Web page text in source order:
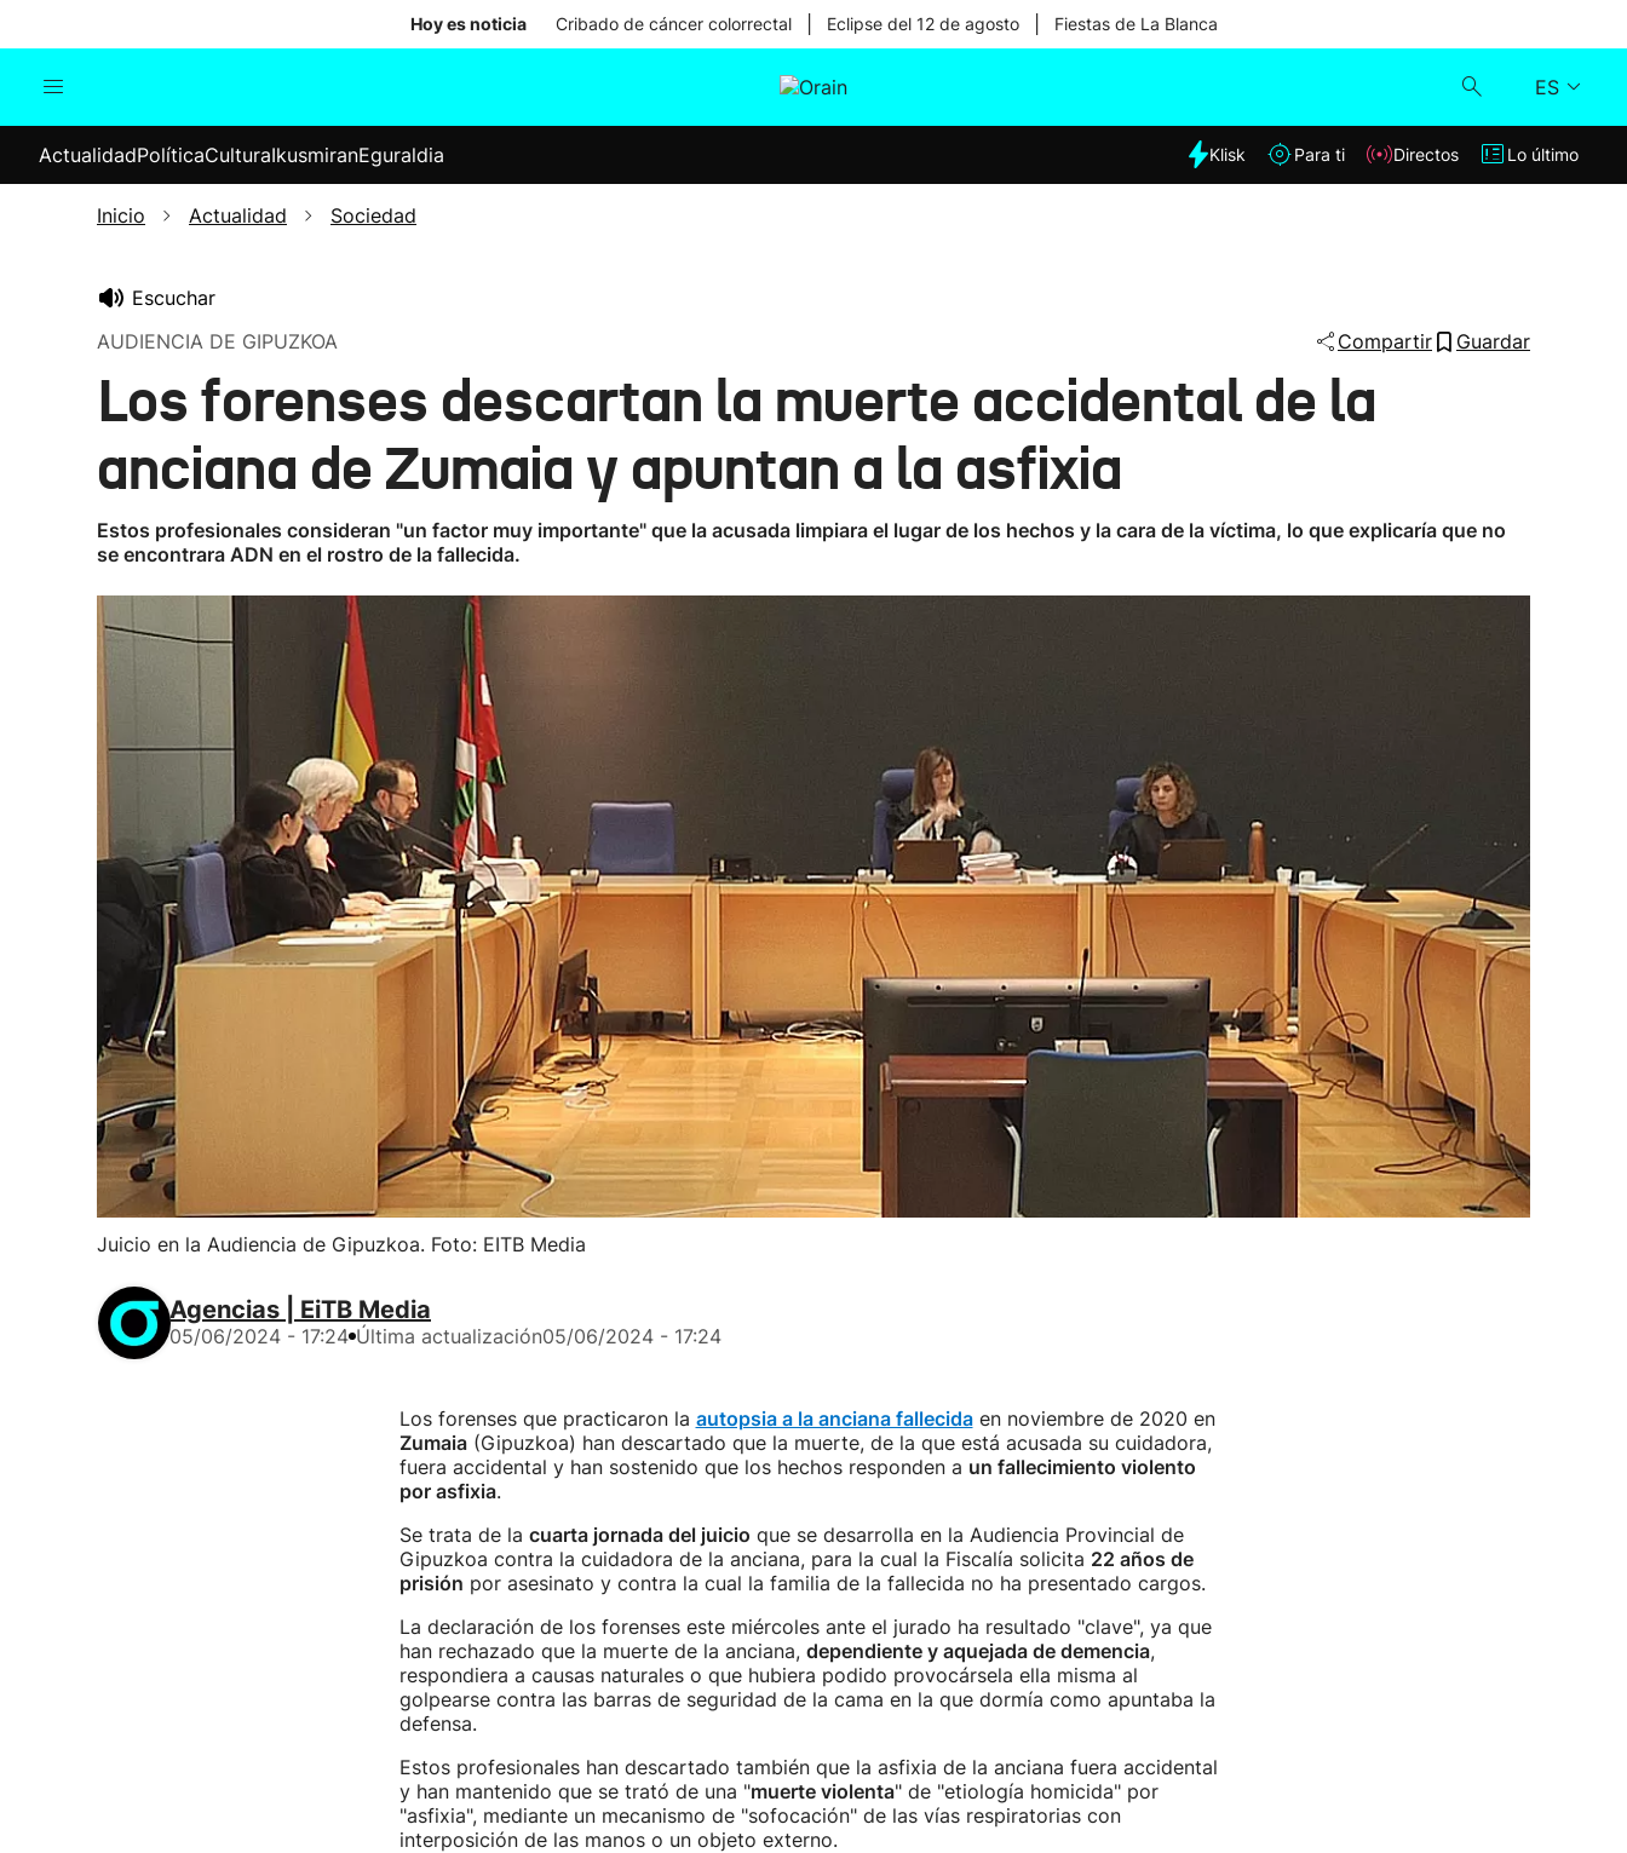
Hoy es noticia Cribado de cáncer colorrectal Eclipse del 12 de agosto Fiestas de La Blanca
ES
Internacional
Elecciones
Klisk
ActualidadPolíticaCulturaIkusmiranEguraldia Klisk Para ti Directos Lo último
Inicio Actualidad Sociedad
Escuchar
AUDIENCIA DE GIPUZKOA
Compartir Guardar
Los forenses descartan la muerte accidental de la
anciana de Zumaia y apuntan a la asfixia
Estos profesionales consideran "un factor muy importante" que la acusada limpiara el lugar de los hechos y la cara de la víctima, lo que explicaría que no
se encontrara ADN en el rostro de la fallecida.
Juicio en la Audiencia de Gipuzkoa. Foto: EITB Media
Agencias | EiTB Media
05/06/2024 - 17:24 Última actualización05/06/2024 - 17:24
Los forenses que practicaron la autopsia a la anciana fallecidaen noviembre de 2020 en
Zumaia(Gipuzkoa) han descartado que la muerte, de la que está acusada su cuidadora,
fuera accidental y han sostenido que los hechos responden a un fallecimiento violento
por asfixia.
Se trata de la cuarta jornada del juicio que se desarrolla en la Audiencia Provincial de
Gipuzkoa contra la cuidadora de la anciana, para la cual la Fiscalía solicita 22 años de
prisión por asesinato y contra la cual la familia de la fallecida no ha presentado cargos.
La declaración de los forenses este miércoles ante el jurado ha resultado "clave", ya que
han rechazado que la muerte de la anciana, dependiente y aquejada de demencia,
respondiera a causas naturales o que hubiera podido provocársela ella misma al
golpearse contra las barras de seguridad de la cama en la que dormía como apuntaba la
defensa.
Estos profesionales han descartado también que la asfixia de la anciana fuera accidental
y han mantenido que se trató de una "muerte violenta" de "etiología homicida" por
"asfixia", mediante un mecanismo de "sofocación" de las vías respiratorias con
interposición de las manos o un objeto externo.